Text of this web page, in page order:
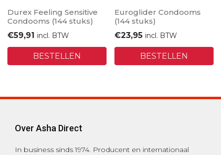
Durex Feeling Sensitive
Condooms (144 stuks)
€59,91 incl. BTW
BESTELLEN
Euroglider Condooms
(144 stuks)
€23,95 incl. BTW
BESTELLEN
Over Asha Direct
In business sinds 1974. Producent en internationaal